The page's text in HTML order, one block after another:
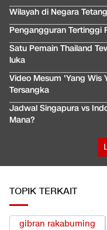
Wilayah di Negara
Pengangguran Tertinggi
Satu Pemain Thailand
luka
Video Mesum 'Yang Wis
Tersangka
Jadwal Singapura vs
Mana?
TOPIK TERKAIT
gibran rakabuming